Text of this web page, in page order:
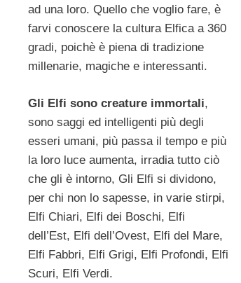
ad una loro. Quello che voglio fare, è
farvi conoscere la cultura Elfica a 360
gradi, poichè è piena di tradizione
millenarie, magiche e interessanti.
Gli Elfi sono creature immortali,
sono saggi ed intelligenti più degli
esseri umani, più passa il tempo e più
la loro luce aumenta, irradia tutto ciò
che gli è intorno, Gli Elfi si dividono,
per chi non lo sapesse, in varie stirpi,
Elfi Chiari, Elfi dei Boschi, Elfi
dell’Est, Elfi dell’Ovest, Elfi del Mare,
Elfi Fabbri, Elfi Grigi, Elfi Profondi, Elfi
Scuri, Elfi Verdi.